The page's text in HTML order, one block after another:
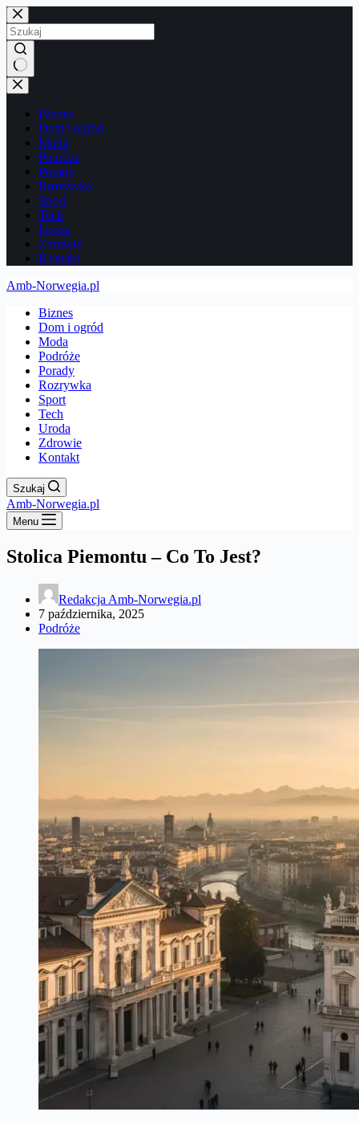
Przejdź
do
treści
Brak
wyników
Biznes
Dom i ogród
Moda
Podróże
Porady
Rozrywka
Sport
Tech
Uroda
Zdrowie
Kontakt
Amb-Norwegia.pl
Biznes
Dom i ogród
Moda
Podróże
Porady
Rozrywka
Sport
Tech
Uroda
Zdrowie
Kontakt
Szukaj
Amb-Norwegia.pl
Menu
Stolica Piemontu – Co To Jest?
Redakcja Amb-Norwegia.pl
7 października, 2025
Podróże